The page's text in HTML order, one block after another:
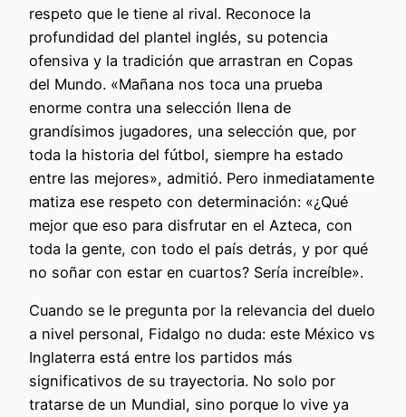
respeto que le tiene al rival. Reconoce la
profundidad del plantel inglés, su potencia
ofensiva y la tradición que arrastran en Copas
del Mundo. «Mañana nos toca una prueba
enorme contra una selección llena de
grandísimos jugadores, una selección que, por
toda la historia del fútbol, siempre ha estado
entre las mejores», admitió. Pero inmediatamente
matiza ese respeto con determinación: «¿Qué
mejor que eso para disfrutar en el Azteca, con
toda la gente, con todo el país detrás, y por qué
no soñar con estar en cuartos? Sería increíble».
Cuando se le pregunta por la relevancia del duelo
a nivel personal, Fidalgo no duda: este México vs
Inglaterra está entre los partidos más
significativos de su trayectoria. No solo por
tratarse de un Mundial, sino porque lo vive ya